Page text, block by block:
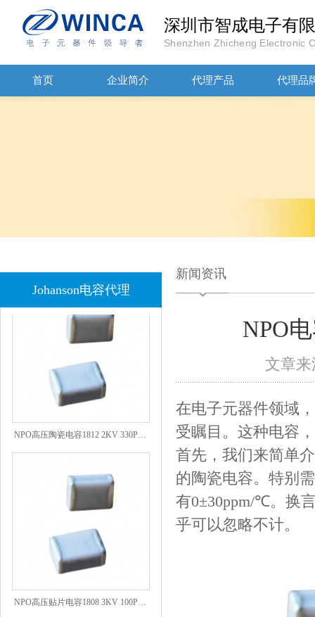
深圳市智成电子有
Shenzhen Zhicheng Electronic
首页 企业简介 代理产品 代理品
Johanson电容代理
新闻资讯
NPO
文章
在电子元器件领域
受瞩目。这种电容
首先，我们来简单
的陶瓷电容。特别
有0±30ppm/℃。换
乎可以忽略不计。